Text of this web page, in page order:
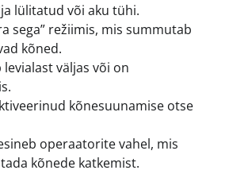
lülitatud või aku tühi.
sega” režiimis, mis summutab
kõned.
levialast väljas või on
kõnesuunamise otse
operaatorite vahel, mis
kõnede katkemist.